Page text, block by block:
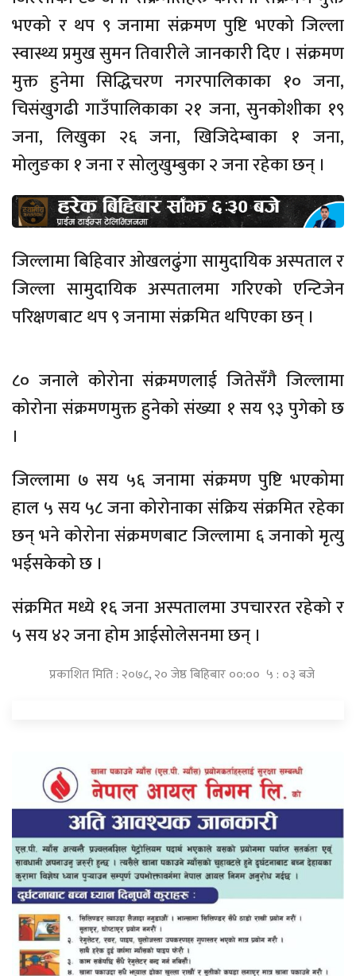
भएको र थप ९ जनामा संक्रमण पुष्टि भएको जिल्ला
स्वास्थ्य प्रमुख सुमन तिवारीले जानकारी दिए । संक्रमण
मुक्त हुनेमा सिद्धिचरण नगरपालिकाका १० जना,
चिसंखुगढी गाउँपालिकाका २१ जना, सुनकोशीका १९
जना, लिखुका २६ जना, खिजिदेम्बाका १ जना,
मोलुङका १ जना र सोलुखुम्बुका २ जना रहेका छन् ।
जिल्लामा बिहिवार ओखलढुंगा सामुदायिक अस्पताल र
जिल्ला सामुदायिक अस्पतालमा गरिएको एन्टिजेन
परिक्षणबाट थप ९ जनामा संक्रमित थपिएका छन् ।
८० जनाले कोरोना संक्रमणलाई जितेसँगै जिल्लामा
कोरोना संक्रमणमुक्त हुनेको संख्या १ सय ९३ पुगेको छ
।
जिल्लामा ७ सय ५६ जनामा संक्रमण पुष्टि भएकोमा
हाल ५ सय ५८ जना कोरोनाका संक्रिय संक्रमित रहेका
छन् भने कोरोना संक्रमणबाट जिल्लामा ६ जनाको मृत्यु
भईसकेको छ ।
संक्रमित मध्ये १६ जना अस्पतालमा उपचाररत रहेको र
५ सय ४२ जना होम आईसोलेसनमा छन् ।
प्रकाशित मिति : २०७८, २० जेष्ठ बिहिबार ००:०० ५ : ०३ बजे